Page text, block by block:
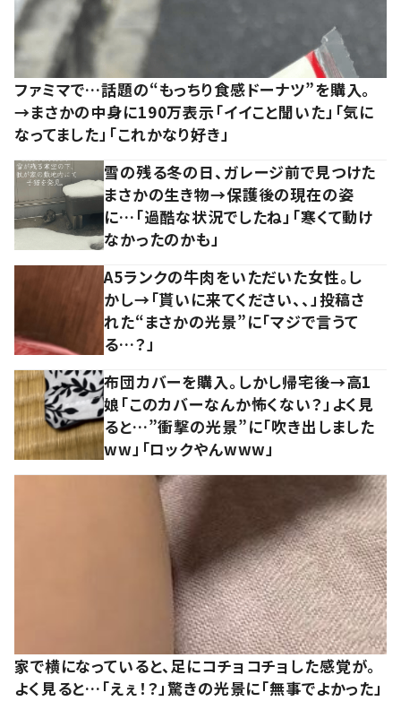
ファミマで…話題の“もっちり食感ドーナツ”を購入。
→まさかの中身に190万表示「イイこと聞いた」「気に
なってました」「これかなり好き」
雪の残る冬の日、ガレージ前で見つけた
まさかの生き物→保護後の現在の姿
に…「過酷な状況でしたね」「寒くて動け
なかったのかも」
A5ランクの牛肉をいただいた女性。し
かし→「貰いに来てください、、」投稿さ
れた“まさかの光景”に「マジで言うて
る…？」
布団カバーを購入。しかし帰宅後→高1
娘「このカバーなんか怖くない？」よく見
ると…”衝撃の光景”に「吹き出しました
ww」「ロックやんwww」
家で横になっていると、足にコチョコチョした感覚が。
よく見ると…「えぇ！？」驚きの光景に「無事でよかった」